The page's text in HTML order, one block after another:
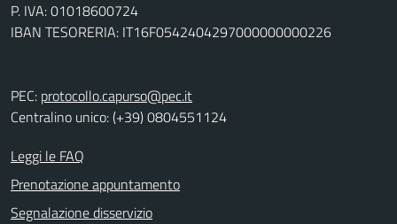
P. IVA: 01018600724
IBAN TESORERIA: IT16F0542404297000000000226
PEC: protocollo.capurso@pec.it
Centralino unico: (+39) 0804551124
Leggi le FAQ
Prenotazione appuntamento
Segnalazione disservizio